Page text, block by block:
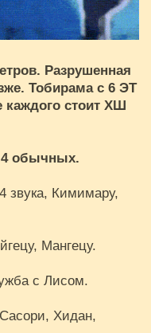
Разрушенная
Тобирама с 6 ЭТ
стоит ХШ
4 обычных.
звука, Кимимару,
Мангецу.
с Лисом.
Хидан,